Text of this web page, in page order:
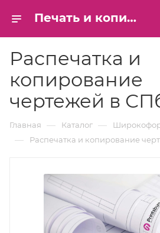
Печать и копирование чертежей формата А1 А0 - Распечатать чертёж большого масштаба на широкоформатном плоттере - Напечатать цветные и ЧБ чертежи - цена в СПб
Распечатка и
копирование
чертежей в
Главная — Каталог —
— Распечатка и копирование